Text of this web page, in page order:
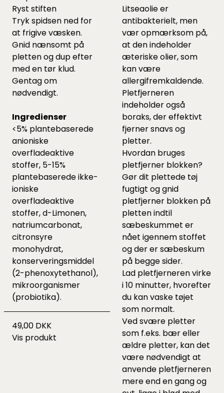
Ryst stiften
Tryk spidsen ned for
at frigive væsken.
Gnid nænsomt på
pletten og dup efter
med en tør klud.
Gentag om
nødvendigt.
Ingredienser
<5% plantebaserede
anioniske
overfladeaktive
stoffer, 5-15%
plantebaserede ikke-
ioniske
overfladeaktive
stoffer, d-Limonen,
natriumcarbonat,
citronsyre
monohydrat,
konserveringsmiddel
(2-phenoxytethanol),
mikroorganismer
(probiotika).
49,00 DKK
Vis produkt
Litseaolie er
antibakterielt, men
vær opmærksom på,
at den indeholder
æteriske olier, som
kan være
allergifremkaldende.
Pletfjerneren
indeholder også
boraks, der effektivt
fjerner snavs og
pletter.
Hvordan bruges
pletfjerner blokken?
Gør dit plettede tøj
fugtigt og gnid
pletfjerner blokken på
pletten indtil
sæbeskummet er
nået igennem stoffet
og der er sæbeskum
på begge sider.
Lad pletfjerneren virke
i 10 minutter, hvorefter
du kan vaske tøjet
som normalt.
Ved svære pletter
som f.eks. bær eller
ældre pletter, kan det
være nødvendigt at
anvende pletfjerneren
mere end en gang og